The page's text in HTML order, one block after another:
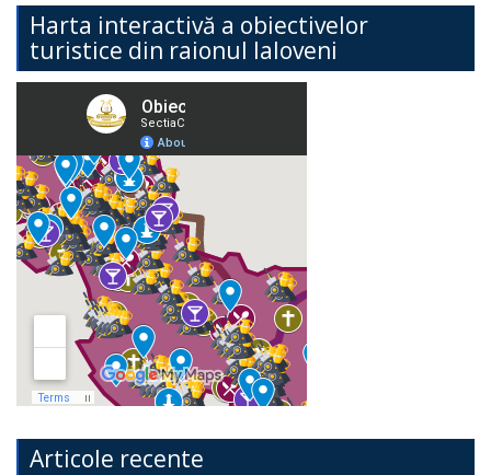
Harta interactivă a obiectivelor
turistice din raionul Ialoveni
Articole recente